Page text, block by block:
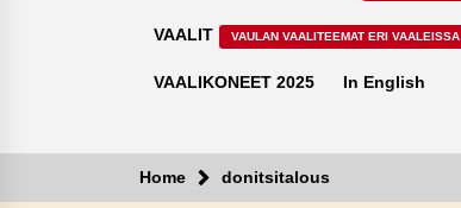
VAALIT VAULAN VAALITEEMAT ERI VAALEISSA
VAALIKONEET 2025 In English
Home donitsitalous